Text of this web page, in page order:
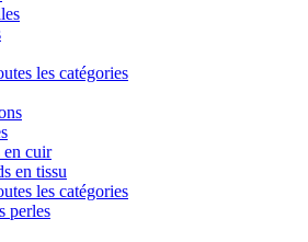
les catégories
en cuir
en tissu
les catégories
perles